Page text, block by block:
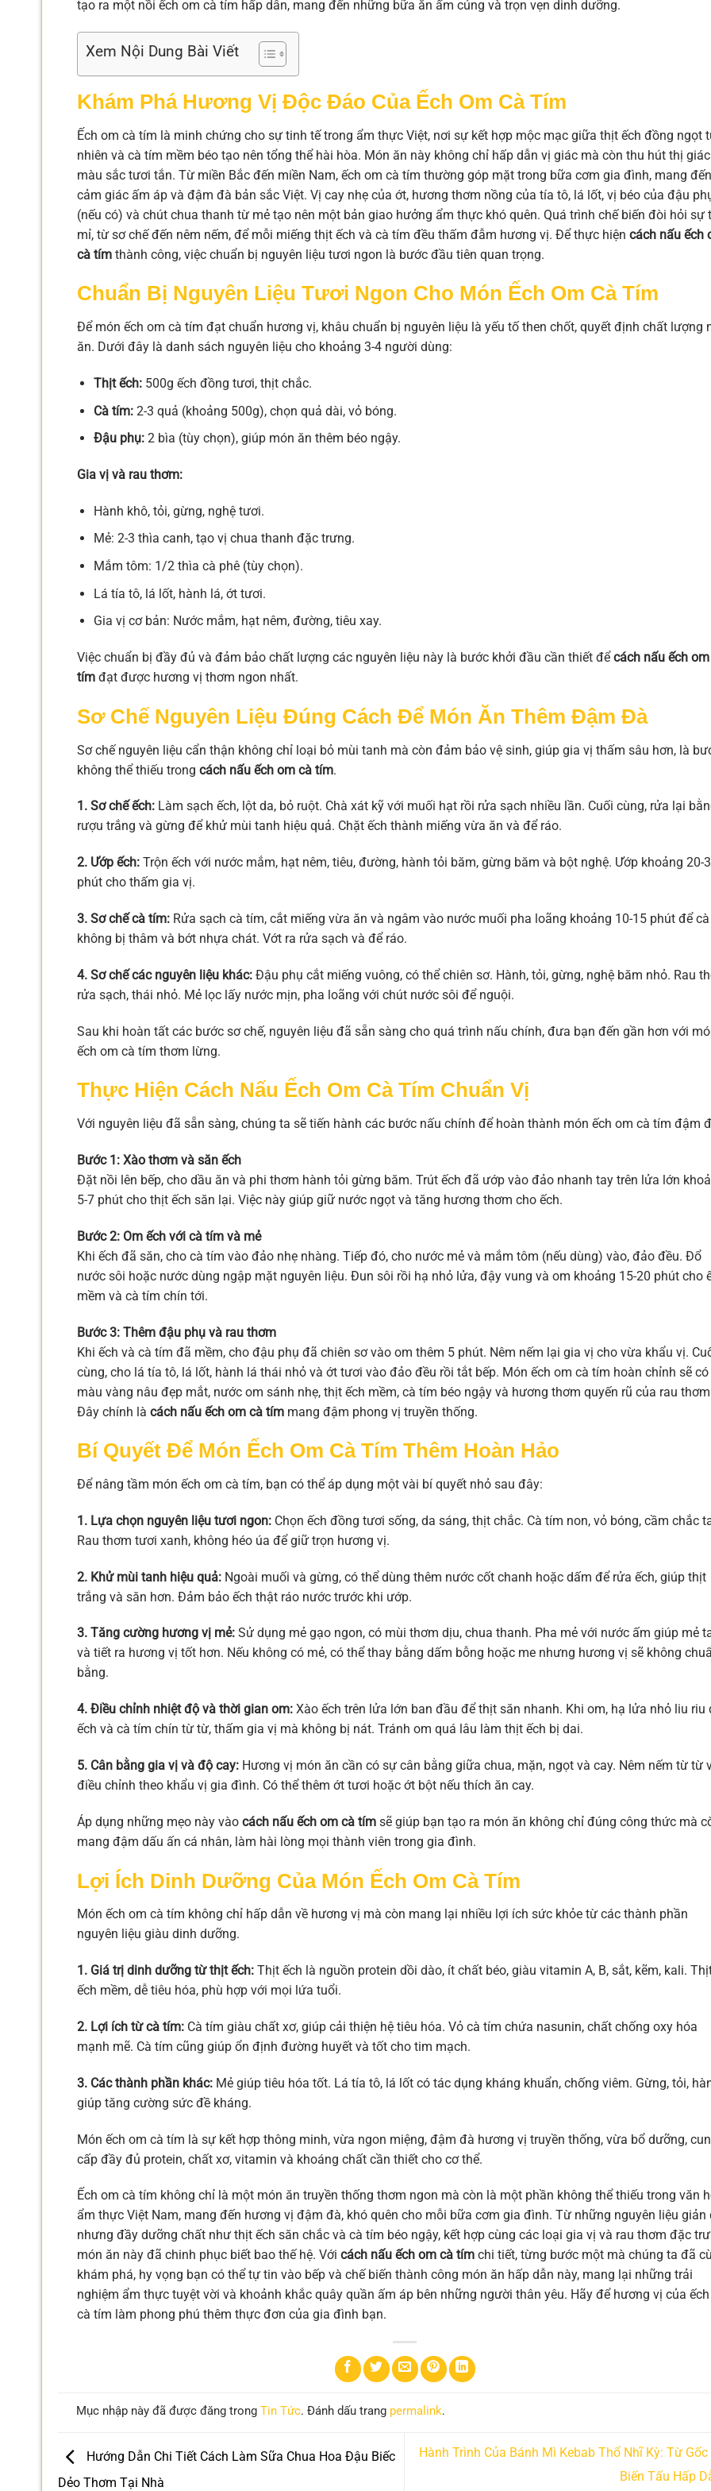
tạo ra một nồi ếch om cà tím hấp dẫn, mang đến những bữa ăn ấm cúng và trọn vẹn dinh dưỡng.
Xem Nội Dung Bài Viết
Khám Phá Hương Vị Độc Đáo Của Ếch Om Cà Tím
Ếch om cà tím là minh chứng cho sự tinh tế trong ẩm thực Việt, nơi sự kết hợp mộc mạc giữa thịt ếch đồng ngọt
nhiên và cà tím mềm béo tạo nên tổng thể hài hòa. Món ăn này không chỉ hấp dẫn vị giác mà còn thu hút thị
màu sắc tươi tắn. Từ miền Bắc đến miền Nam, ếch om cà tím thường góp mặt trong bữa cơm gia đình, mang đến
cảm giác ấm áp và đậm đà bản sắc Việt. Vị cay nhẹ của ớt, hương thơm nồng của tía tô, lá lốt, vị béo của đậu
(nếu có) và chút chua thanh từ mẻ tạo nên một bản giao hưởng ẩm thực khó quên. Quá trình chế biến đòi hỏi sự
mỉ, từ sơ chế đến nêm nếm, để mỗi miếng thịt ếch và cà tím đều thấm đẫm hương vị. Để thực hiện cách nấu ếch
cà tím thành công, việc chuẩn bị nguyên liệu tươi ngon là bước đầu tiên quan trọng.
Chuẩn Bị Nguyên Liệu Tươi Ngon Cho Món Ếch Om Cà Tím
Để món ếch om cà tím đạt chuẩn hương vị, khâu chuẩn bị nguyên liệu là yếu tố then chốt, quyết định chất lượng
ăn. Dưới đây là danh sách nguyên liệu cho khoảng 3-4 người dùng:
Thịt ếch:500g ếch đồng tươi, thịt chắc.
Cà tím:2-3 quả (khoảng 500g), chọn quả dài, vỏ bóng.
Đậu phụ:2 bìa (tùy chọn), giúp món ăn thêm béo ngậy.
Gia vị và rau thơm:
Hành khô, tỏi, gừng, nghệ tươi.
Mẻ: 2-3 thìa canh, tạo vị chua thanh đặc trưng.
Mắm tôm: 1/2 thìa cà phê (tùy chọn).
Lá tía tô, lá lốt, hành lá, ớt tươi.
Gia vị cơ bản: Nước mắm, hạt nêm, đường, tiêu xay.
Việc chuẩn bị đầy đủ và đảm bảo chất lượng các nguyên liệu này là bước khởi đầu cần thiết đểcách nấu ếch
tím đạt được hương vị thơm ngon nhất.
Sơ Chế Nguyên Liệu Đúng Cách Để Món Ăn Thêm Đậm Đà
Sơ chế nguyên liệu cẩn thận không chỉ loại bỏ mùi tanh mà còn đảm bảo vệ sinh, giúp gia vị thấm sâu hơn, là
không thể thiếu trong cách nấu ếch om cà tím.
1. Sơ chế ếch: Làm sạch ếch, lột da, bỏ ruột. Chà xát kỹ với muối hạt rồi rửa sạch nhiều lần. Cuối cùng, rửa lại
rượu trắng và gừng để khử mùi tanh hiệu quả. Chặt ếch thành miếng vừa ăn và để ráo.
2. Ướp ếch: Trộn ếch với nước mắm, hạt nêm, tiêu, đường, hành tỏi băm, gừng băm và bột nghệ. Ướp khoảng 20-
phút cho thấm gia vị.
3. Sơ chế cà tím: Rửa sạch cà tím, cắt miếng vừa ăn và ngâm vào nước muối pha loãng khoảng 10-15 phút để cà
không bị thâm và bớt nhựa chát. Vớt ra rửa sạch và để ráo.
4. Sơ chế các nguyên liệu khác: Đậu phụ cắt miếng vuông, có thể chiên sơ. Hành, tỏi, gừng, nghệ băm nhỏ. Rau
rửa sạch, thái nhỏ. Mẻ lọc lấy nước mịn, pha loãng với chút nước sôi để nguội.
Sau khi hoàn tất các bước sơ chế, nguyên liệu đã sẵn sàng cho quá trình nấu chính, đưa bạn đến gần hơn với
ếch om cà tím thơm lừng.
Thực Hiện Cách Nấu Ếch Om Cà Tím Chuẩn Vị
Với nguyên liệu đã sẵn sàng, chúng ta sẽ tiến hành các bước nấu chính để hoàn thành món ếch om cà tím đậm
Bước 1: Xào thơm và săn ếch
Đặt nồi lên bếp, cho dầu ăn và phi thơm hành tỏi gừng băm. Trút ếch đã ướp vào đảo nhanh tay trên lửa lớn
5-7 phút cho thịt ếch săn lại. Việc này giúp giữ nước ngọt và tăng hương thơm cho ếch.
Bước 2: Om ếch với cà tím và mẻ
Khi ếch đã săn, cho cà tím vào đảo nhẹ nhàng. Tiếp đó, cho nước mẻ và mắm tôm (nếu dùng) vào, đảo đều. Đổ
nước sôi hoặc nước dùng ngập mặt nguyên liệu. Đun sôi rồi hạ nhỏ lửa, đậy vung và om khoảng 15-20 phút cho
mềm và cà tím chín tới.
Bước 3: Thêm đậu phụ và rau thơm
Khi ếch và cà tím đã mềm, cho đậu phụ đã chiên sơ vào om thêm 5 phút. Nêm nếm lại gia vị cho vừa khẩu vị.
cùng, cho lá tía tô, lá lốt, hành lá thái nhỏ và ớt tươi vào đảo đều rồi tắt bếp. Món ếch om cà tím hoàn chỉnh sẽ có
màu vàng nâu đẹp mắt, nước om sánh nhẹ, thịt ếch mềm, cà tím béo ngậy và hương thơm quyến rũ của rau
Đây chính là cách nấu ếch om cà tím mang đậm phong vị truyền thống.
Bí Quyết Để Món Ếch Om Cà Tím Thêm Hoàn Hảo
Để nâng tầm món ếch om cà tím, bạn có thể áp dụng một vài bí quyết nhỏ sau đây:
1. Lựa chọn nguyên liệu tươi ngon: Chọn ếch đồng tươi sống, da sáng, thịt chắc. Cà tím non, vỏ bóng, cầm chắc
Rau thơm tươi xanh, không héo úa để giữ trọn hương vị.
2. Khử mùi tanh hiệu quả: Ngoài muối và gừng, có thể dùng thêm nước cốt chanh hoặc dấm để rửa ếch, giúp thịt
trắng và săn hơn. Đảm bảo ếch thật ráo nước trước khi ướp.
3. Tăng cường hương vị mẻ: Sử dụng mẻ gạo ngon, có mùi thơm dịu, chua thanh. Pha mẻ với nước ấm giúp mẻ
và tiết ra hương vị tốt hơn. Nếu không có mẻ, có thể thay bằng dấm bỗng hoặc me nhưng hương vị sẽ không
bằng.
4. Điều chỉnh nhiệt độ và thời gian om: Xào ếch trên lửa lớn ban đầu để thịt săn nhanh. Khi om, hạ lửa nhỏ liu riu
ếch và cà tím chín từ từ, thấm gia vị mà không bị nát. Tránh om quá lâu làm thịt ếch bị dai.
5. Cân bằng gia vị và độ cay: Hương vị món ăn cần có sự cân bằng giữa chua, mặn, ngọt và cay. Nêm nếm từ từ
điều chỉnh theo khẩu vị gia đình. Có thể thêm ớt tươi hoặc ớt bột nếu thích ăn cay.
Áp dụng những mẹo này vào cách nấu ếch om cà tím sẽ giúp bạn tạo ra món ăn không chỉ đúng công thức mà
mang đậm dấu ấn cá nhân, làm hài lòng mọi thành viên trong gia đình.
Lợi Ích Dinh Dưỡng Của Món Ếch Om Cà Tím
Món ếch om cà tím không chỉ hấp dẫn về hương vị mà còn mang lại nhiều lợi ích sức khỏe từ các thành phần
nguyên liệu giàu dinh dưỡng.
1. Giá trị dinh dưỡng từ thịt ếch: Thịt ếch là nguồn protein dồi dào, ít chất béo, giàu vitamin A, B, sắt, kẽm, kali.
ếch mềm, dễ tiêu hóa, phù hợp với mọi lứa tuổi.
2. Lợi ích từ cà tím: Cà tím giàu chất xơ, giúp cải thiện hệ tiêu hóa. Vỏ cà tím chứa nasunin, chất chống oxy hóa
mạnh mẽ. Cà tím cũng giúp ổn định đường huyết và tốt cho tim mạch.
3. Các thành phần khác: Mẻ giúp tiêu hóa tốt. Lá tía tô, lá lốt có tác dụng kháng khuẩn, chống viêm. Gừng, tỏi,
giúp tăng cường sức đề kháng.
Món ếch om cà tím là sự kết hợp thông minh, vừa ngon miệng, đậm đà hương vị truyền thống, vừa bổ dưỡng,
cấp đầy đủ protein, chất xơ, vitamin và khoáng chất cần thiết cho cơ thể.
Ếch om cà tím không chỉ là một món ăn truyền thống thơm ngon mà còn là một phần không thể thiếu trong văn
ẩm thực Việt Nam, mang đến hương vị đậm đà, khó quên cho mỗi bữa cơm gia đình. Từ những nguyên liệu giản
nhưng đầy dưỡng chất như thịt ếch săn chắc và cà tím béo ngậy, kết hợp cùng các loại gia vị và rau thơm đặc
món ăn này đã chinh phục biết bao thế hệ. Với cách nấu ếch om cà tím chi tiết, từng bước một mà chúng ta đã
khám phá, hy vọng bạn có thể tự tin vào bếp và chế biến thành công món ăn hấp dẫn này, mang lại những trải
nghiệm ẩm thực tuyệt vời và khoảnh khắc quây quần ấm áp bên những người thân yêu. Hãy để hương vị của
cà tím làm phong phú thêm thực đơn của gia đình bạn.
Mục nhập này đã được đăng trong Tin Tức. Đánh dấu trang permalink.
Hướng Dẫn Chi Tiết Cách Làm Sữa Chua Hoa Đậu Biếc
Dẻo Thơm Tại Nhà
Hành Trình Của Bánh Mì Kebab Thổ Nhĩ Kỳ: Từ Gốc
Biến Tấu Hấp